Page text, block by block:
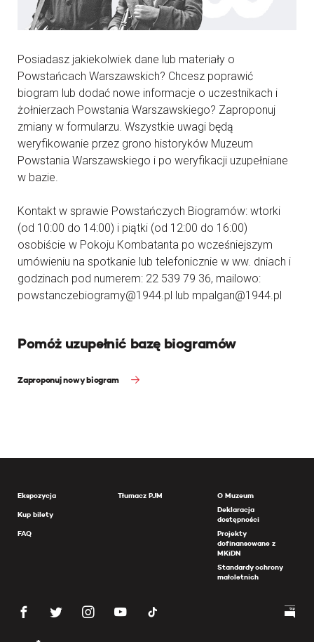
Posiadasz jakiekolwiek dane lub materiały o
Powstańcach Warszawskich? Chcesz poprawić
biogram lub dodać nowe informacje o uczestnikach i
żołnierzach Powstania Warszawskiego? Zaproponuj
zmiany w formularzu. Wszystkie uwagi będą
weryfikowanie przez grono historyków Muzeum
Powstania Warszawskiego i po weryfikacji uzupełniane
w bazie.
Kontakt w sprawie Powstańczych Biogramów: wtorki
(od 10:00 do 14:00) i piątki (od 12:00 do 16:00)
osobiście w Pokoju Kombatanta po wcześniejszym
umówieniu na spotkanie lub telefonicznie w ww. dniach i
godzinach pod numerem: 22 539 79 36, mailowo:
powstanczebiogramy@1944.pl lub mpalgan@1944.pl
Pomóż uzupełnić bazę biogramów
Zaproponuj nowy biogram
Ekspozycja
Kup bilety
FAQ
Tłumacz PJM
O Muzeum
Deklaracja
dostępności
Projekty
dofinansowane z
MKiDN
Standardy ochrony
małoletnich